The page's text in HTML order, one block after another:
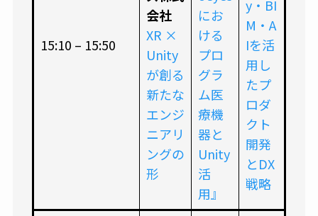
15:10 – 15:50
会社
XR ×
Unity
が創る
新たな
エンジ
ニアリ
ングの
形
にお
ける
プロ
グラ
ム医
療機
器と
Unity
活
用』
y・BI
M・A
Iを活
用し
たプ
ロダ
クト
開発
とDX
戦略